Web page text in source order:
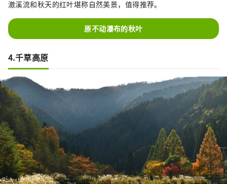
澈溪流和秋天的红叶堪称自然美景，值得推荐。
原不动瀑布的秋叶
4.千草高原